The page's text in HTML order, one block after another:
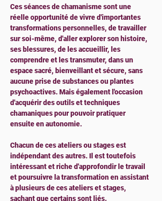
Ces séances de chamanisme sont une
réelle opportunité de vivre d'importantes
transformations personnelles, de travailler
sur soi-même, d'aller explorer son histoire,
ses blessures, de les accueillir, les
comprendre et les transmuter, dans un
espace sacré, bienveillant et sécure, sans
aucune prise de substances ou plantes
psychoactives. Mais également l'occasion
d'acquérir des outils et techniques
chamaniques pour pouvoir pratiquer
ensuite en autonomie.
Chacun de ces ateliers ou stages est
indépendant des autres. Il est toutefois
intéressant et riche d'approfondir le travail
et poursuivre la transformation en assistant
à plusieurs de ces ateliers et stages,
sachant que certains sont liés.